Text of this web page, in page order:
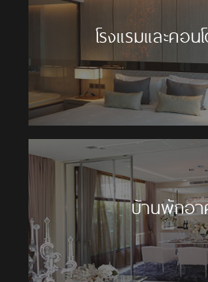
โรงแรมและคอน
บ้านพักอา